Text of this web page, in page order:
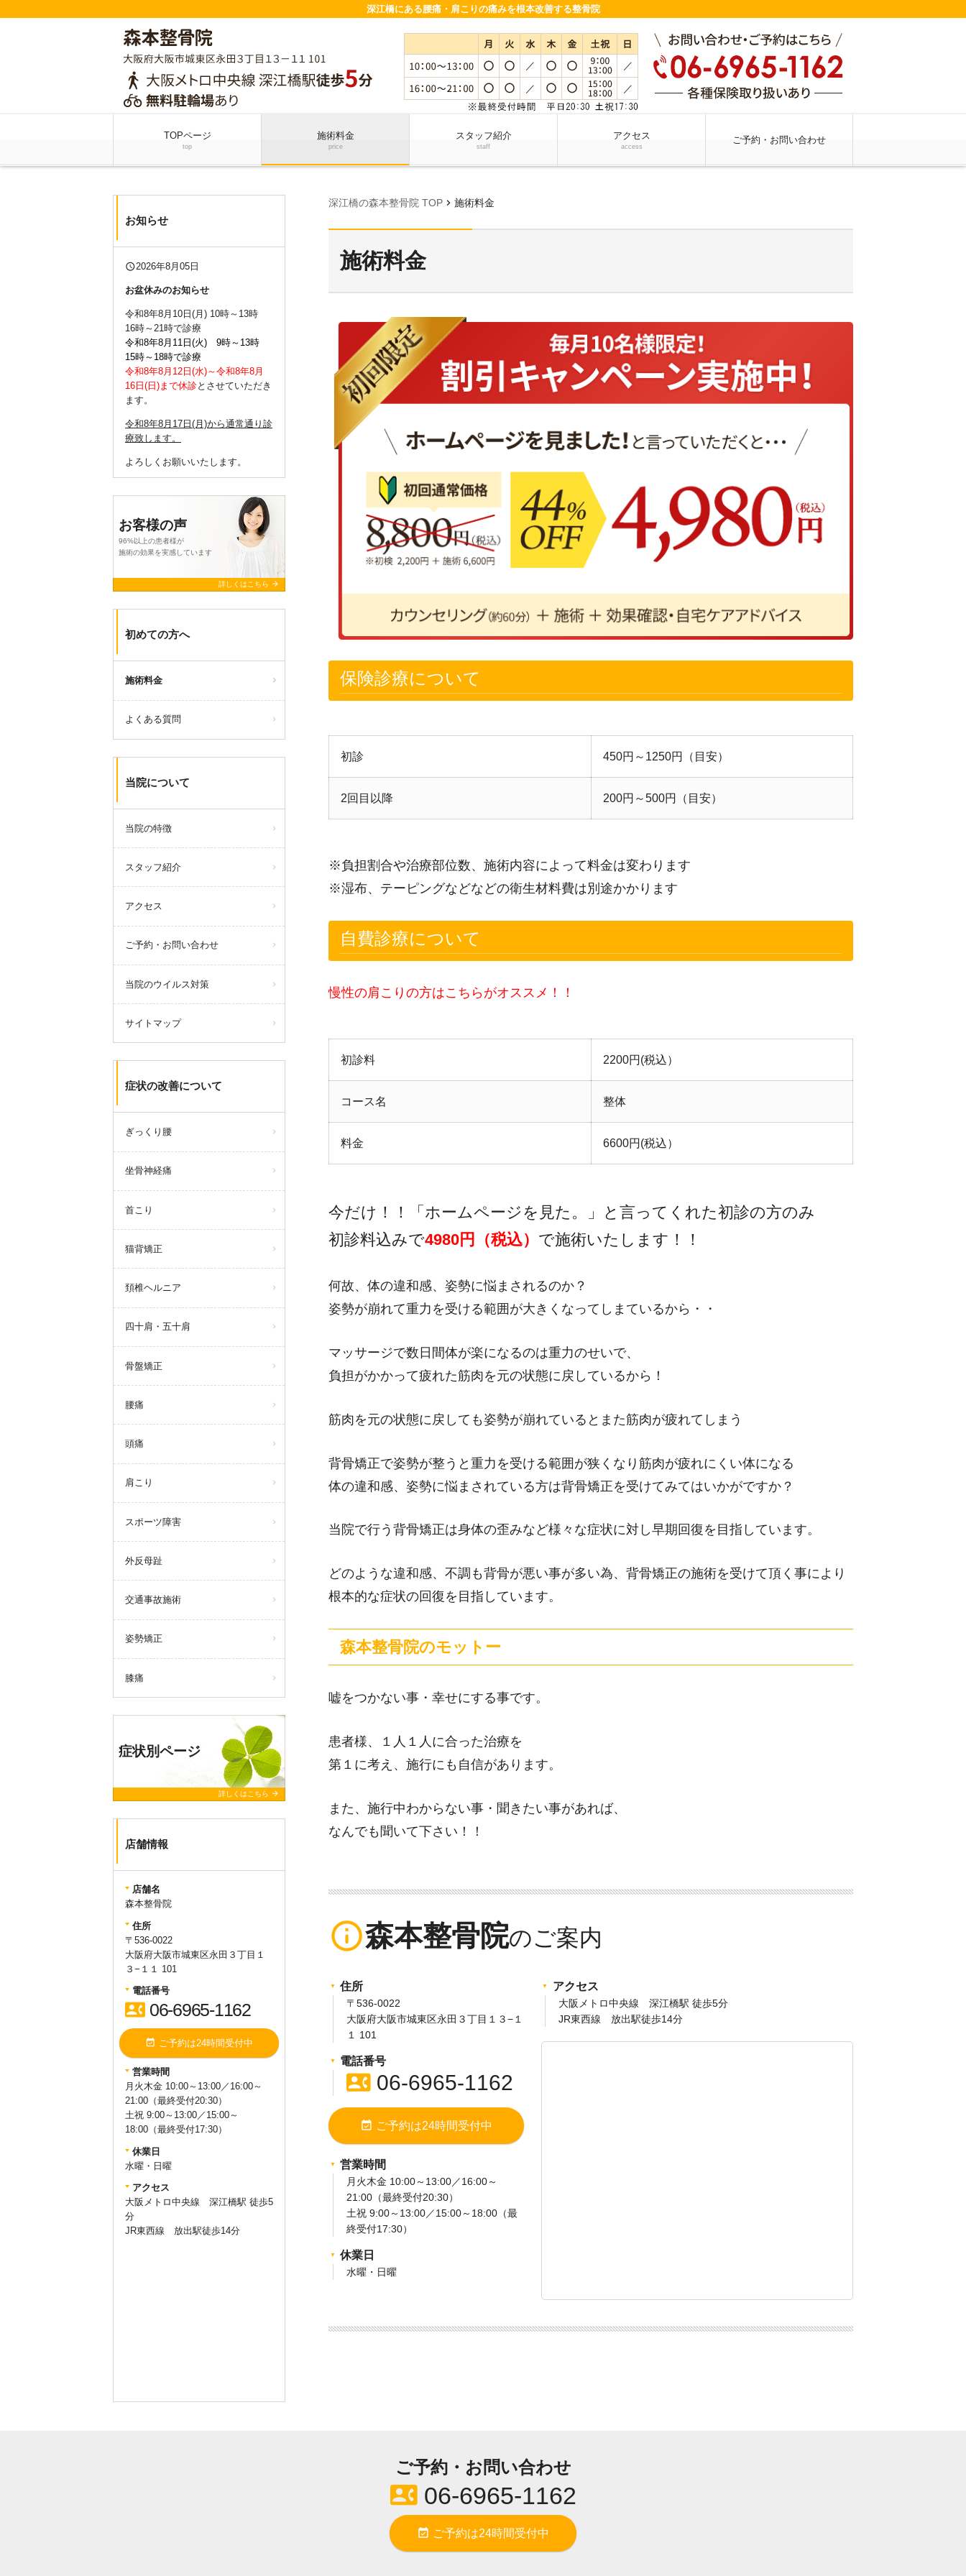
深江橋にある腰痛・肩こりの痛みを根本改善する整骨院
TOPページ
top
施術料金
price
スタッフ紹介
staff
アクセス
access
ご予約・お問い合わせ
深江橋の森本整骨院 TOP chevron_right 施術料金
施術料金
保険診療について
初診 450円～1250円（目安）
2回目以降 200円～500円（目安）
※負担割合や治療部位数、施術内容によって料金は変わります
※湿布、テーピングなどなどの衛生材料費は別途かかります
自費診療について
慢性の肩こりの方はこちらがオススメ！！
初診料 2200円(税込）
コース名 整体
料金 6600円(税込）
今だけ！！「ホームページを見た。」と言ってくれた初診の方のみ
初診料込みで4980円（税込） で施術いたします！！
何故、体の違和感、姿勢に悩まされるのか？
姿勢が崩れて重力を受ける範囲が大きくなってしまているから・・
マッサージで数日間体が楽になるのは重力のせいで、
負担がかかって疲れた筋肉を元の状態に戻しているから！
筋肉を元の状態に戻しても姿勢が崩れているとまた筋肉が疲れてしまう
背骨矯正で姿勢が整うと重力を受ける範囲が狭くなり筋肉が疲れにくい体になる
体の違和感、姿勢に悩まされている方は背骨矯正を受けてみてはいかがですか？
当院で行う背骨矯正は身体の歪みなど様々な症状に対し早期回復を目指しています。
どのような違和感、不調も背骨が悪い事が多い為、背骨矯正の施術を受けて頂く事により
根本的な症状の回復を目指しています。
森本整骨院のモットー
嘘をつかない事・幸せにする事です。
患者様、１人１人に合った治療を
第１に考え、施行にも 自信があります。
また、施行中わからない事・ 聞きたい事があれば、
なんでも聞いて下さい！！
info_outline森本整骨院
住所
〒536-0022
大阪府大阪市城東区永田３丁目１３−１
１ 101
電話番号
contact_phone06-6965-1162
event_available ご予約は24時間受付中
営業時間
月火木金 10:00～13:00／16:00～
21:00（最終受付20:30）
土祝 9:00～13:00／15:00～18:00（最
終受付17:30）
休業日
水曜・日曜
アクセス
大阪メトロ中央線 深江橋駅 徒歩5分
JR東西線 放出駅徒歩14分
お知らせ
query_builder2026年8月05日
お盆休みのお知らせ
令和8年8月10日(月) 10時～13時
16時～21時で診療
令和8年8月11日(火) 9時～13時
15時～18時で診療
令和8年8月12日(水)～令和8年8月
16日(日)まで休診とさせていただき
ます。
令和8年8月17日(月)から通常通り診
療致します。
よろしくお願いいたします。
ゴールデンウイークの休診のお知
らせ
令和8年5月3日(日)～令和8年5月6日
(水)まで休診とさせていただきま
す。
5月7日(木)からは通常通り診療して
query_builder2025年12月01日
ます。
令和7年1月5日(月)から通常通り診
2025年8月01日
お盆休みのお知らせ
＜お休み＞
休診とさせていただきます。
query_builder2025年4月25日
2025ゴールデンウィークのお休み
4月29日(火) 通常営業
4月30日(水)通常営業
休診
5月1日(木)通常営業
5月2日(金)通常営業
5月3日(土)
休診
5月4日(日)
5月5日(月)
休診
5月7日(水)
休診
午前診10：00～13：00
午後診16：00～21：00
お客様の声
96%以上の患者様が
施術の効果を実感しています
詳しくはこちら arrow_forward
初めての方へ
施術料金
よくある質問
当院について
当院の特徴
スタッフ紹介
アクセス
ご予約・お問い合わせ
当院のウイルス対策
サイトマップ
症状の改善について
ぎっくり腰
坐骨神経痛
首こり
猫背矯正
頚椎ヘルニア
四十肩・五十肩
骨盤矯正
腰痛
頭痛
肩こり
スポーツ障害
外反母趾
交通事故施術
姿勢矯正
膝痛
症状別ページ
詳しくはこちら arrow_forward
店舗情報
店舗名
森本整骨院
住所
〒536-0022
大阪府大阪市城東区永田３丁目１
３−１１ 101
電話番号
contact_phone 06-6965-1162
event_available ご予約は24時間受付中
営業時間
月火木金 10:00～13:00／16:00～
21:00（最終受付20:30）
土祝 9:00～13:00／15:00～
18:00（最終受付17:30）
休業日
水曜・日曜
アクセス
大阪メトロ中央線 深江橋駅 徒歩5
分
JR東西線 放出駅徒歩14分
ご予約・お問い合わせ
contact_phone06-6965-1162
event_available ご予約は24時間受付中